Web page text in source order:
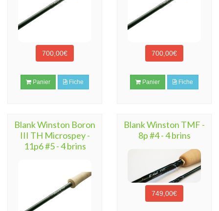
700,00€
Panier Fiche
700,00€
Panier Fiche
Blank Winston Boron
III TH Microspey -
11p6 #5 - 4 brins
Blank Winston TMF -
8p #4 - 4 brins
749,00€